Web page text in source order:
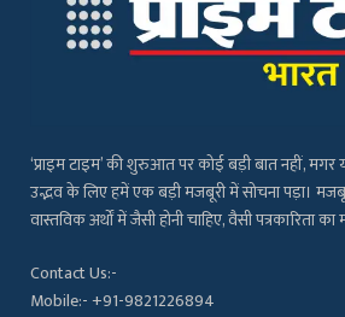
‘प्राइम टाइम’ की शुरुआत पर कोई बड़ी बात नहीं,
उद्भव के लिए हमें एक बड़ी मजबूरी में सोचना पड़ा।
वास्तविक अर्थों में जैसी होनी चाहिए, वैसी पत्रकारिता
Contact Us:-
Mobile:- +91-9821226894